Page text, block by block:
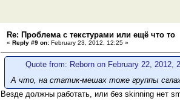
Re: Проблема с текстурами или ещё что то
« Reply #9 on: February 23, 2012, 12:25 »
Quote from: Reborn on February 22, 2012,
А что, на статик-мешах тоже группы
Везде должны работать, или без skinning нет